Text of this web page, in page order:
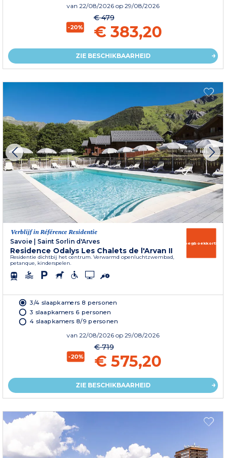
van 22/08/2026 op 29/08/2026
-20%
€ 479
€ 383,20
ZIE BESCHIKBAARHEID
Verblijf in Référence Residentie
Savoie | Saint Sorlin d'Arves
Residence Odalys Les Chalets de l'Arvan II
Residentie dichtbij het centrum. Verwarmd openluchtzwembad,
petanque, kinderspelen.
Vroegboekkorting
3/4 slaapkamers 8 personen
3 slaapkamers 6 personen
4 slaapkamers 8/9 personen
van 22/08/2026 op 29/08/2026
-20%
€ 719
€ 575,20
ZIE BESCHIKBAARHEID